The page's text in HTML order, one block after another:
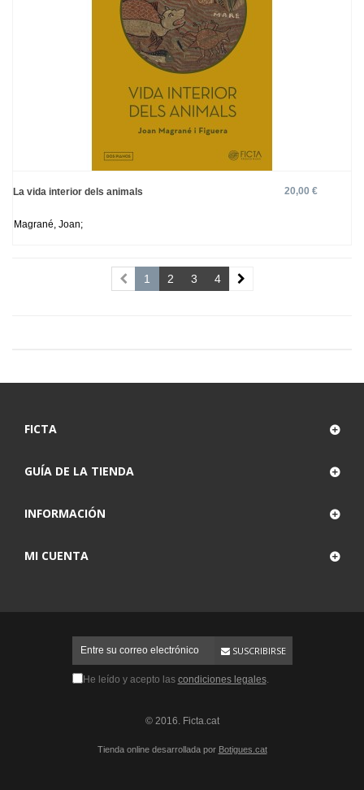
La vida interior dels animals 20,00 €
Magrané, Joan;
1 2 3 4
FICTA
GUÍA DE LA TIENDA
INFORMACIÓN
MI CUENTA
SUSCRIBIRSE
He leído y acepto las condiciones legales.
© 2016. Ficta.cat
Tienda online desarrollada por Botigues.cat